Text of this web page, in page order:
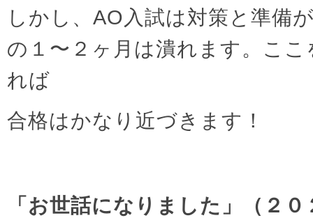
しかし、AO入試は対策と準備
の１〜２ヶ月は潰れます。こ
れば
合格はかなり近づきます！
「お世話になりました」（２